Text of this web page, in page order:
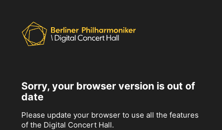
Sorry, your browser version is out of
date
Please update your browser to use all the features
of the Digital Concert Hall.